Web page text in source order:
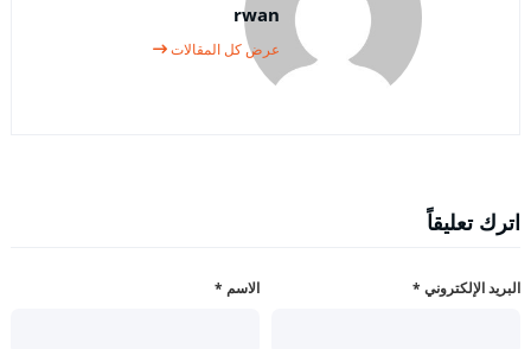
rwan
عرض كل المقالات
اترك تعليقاً
الاسم * البريد الإلكتروني *